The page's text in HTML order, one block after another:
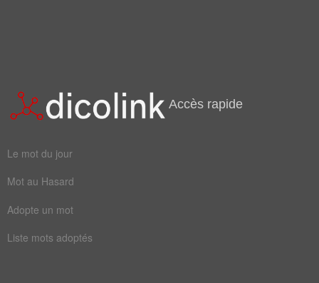
Accès rapide
Le mot du jour
Mot au Hasard
Adopte un mot
Liste mots adoptés